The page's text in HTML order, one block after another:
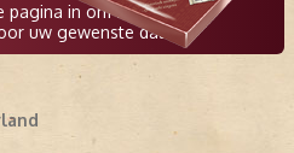
pagina in om te zien
uw gewenste datum.